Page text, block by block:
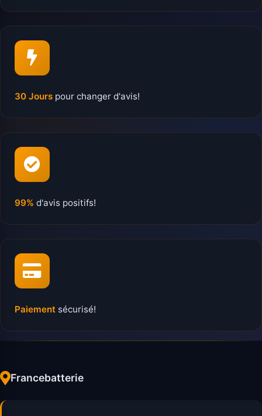
30 Jours pour changer d'avis!
99% d'avis positifs!
Paiement sécurisé!
Francebatterie